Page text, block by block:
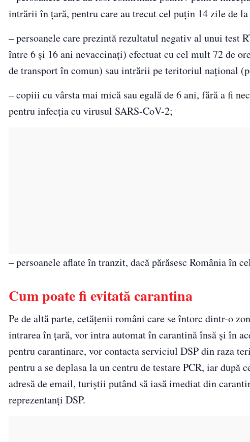
intrării în țară, pentru care au trecut cel puțin 14 zile de
– persoanele care prezintă rezultatul negativ al unui
între 6 și 16 ani nevaccinați) efectuat cu cel mult 72 de
de transport în comun) sau intrării pe teritoriul național
– copiii cu vârsta mai mică sau egală de 6 ani, fără a fi
pentru infecția cu virusul SARS-CoV-2;
– persoanele aflate în tranzit, dacă părăsesc România în
Cum poate fi evitată carantina
Pe de altă parte, cetățenii români care se întorc dintr-o
intrarea în țară, vor intra automat în carantină însă și în
pentru carantinare, vor contacta serviciul DSP din raza
pentru a se deplasa la un centru de testare PCR, iar
adresă de email, turiștii putând să iasă imediat din
reprezentanți DSP.